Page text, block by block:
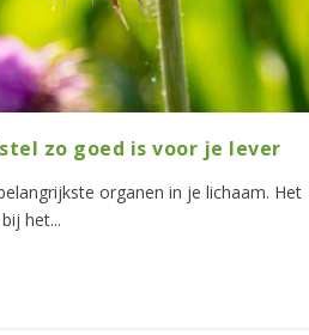
zo goed is voor je lever
organen in je lichaam. Het
het...